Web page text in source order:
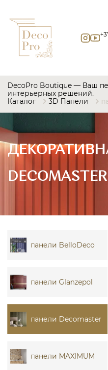
DecoPro Boutique — Ваш
интерьерных решений.
Каталог
3D Панели
DECOMASTER
панели BelloDeco
панели Glanzepol
панели Decomaster
панели MAXIMUM